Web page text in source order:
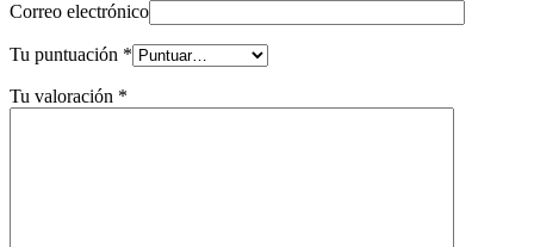
Correo electrónico
Tu puntuación *
Tu valoración *